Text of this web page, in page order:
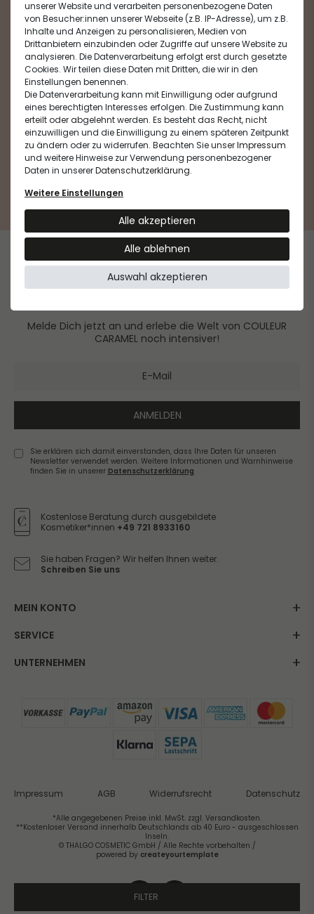
FILTER
Kostenloser Versand
ab einer Bestellung von 40 €**
Sichere
Zahlungsarten
Widerrufs­recht Vertrag widerrufen Kontakt
Melde Dich jetzt an und erlebe die Welt von COULEUR
CARAMEL noch intensiver!
ANMELDEN
Sie erklären sich damit einverstanden, dass Ihre Daten für unseren
Newsletter verwendet werden. Weitere Informationen und Warnhinweise
finden Sie in unserer Daten­schutz­erklärung
Kostenlose Beratung durch ausgebildete
Kosmetiker*innen +49 721 8933160
Sie haben Fragen? Wir helfen Ihnen weiter.
Schreiben Sie uns
MEIN KONTO
SERVICE
UNTERNEHMEN
Impressum AGB Widerrufsrecht Datenschutz
*Alle angegebenen Preise inkl. MwSt. zzgl. Versandkosten.
**Kostenloser Versand innerhalb Deutschlands ab 40 Euro - ausgeschlossen
Inseln.
© THALGO COSMETIC GmbH / Alle Rechte vorbehalten /
powered by createyourtemplate
unserer Website und verarbeiten personenbezogene Daten
von Besucher:innen unserer Webseite (z.B. IP-Adresse), um z.B.
Inhalte und Anzeigen zu personalisieren, Medien von
Drittanbietern einzubinden oder Zugriffe auf unsere Website zu
analysieren. Die Datenverarbeitung erfolgt erst durch gesetzte
Cookies. Wir teilen diese Daten mit Dritten, die wir in den
Einstellungen benennen.
Die Datenverarbeitung kann mit Einwilligung oder aufgrund
eines berechtigten Interesses erfolgen. Die Zustimmung kann
erteilt oder abgelehnt werden. Es besteht das Recht, nicht
einzuwilligen und die Einwilligung zu einem späteren Zeitpunkt
zu ändern oder zu widerrufen. Beachten Sie unserImpressum
und weitere Hinweise zur Verwendung personenbezogener
Daten in unsererDaten­schutz­erklärung.
Weitere Einstellungen
Alle akzeptieren
Alle ablehnen
Auswahl akzeptieren